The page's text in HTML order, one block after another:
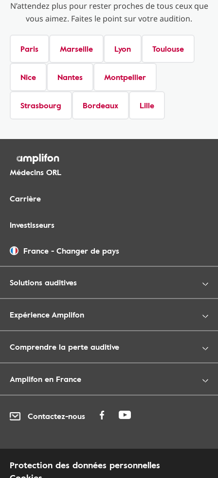
N’attendez plus pour rester proches de tous ceux que
vous aimez. Faites le point sur votre audition.
Paris Marseille Lyon Toulouse
Nice Nantes Montpellier
Strasbourg Bordeaux Lille
Médecins ORL
Carrière
Investisseurs
France - Changer de pays
Solutions auditives
Expérience Amplifon
Comprendre la perte auditive
Amplifon en France
Contactez-nous
Protection des données personnelles